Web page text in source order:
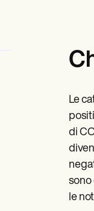
Le
di
sono
le